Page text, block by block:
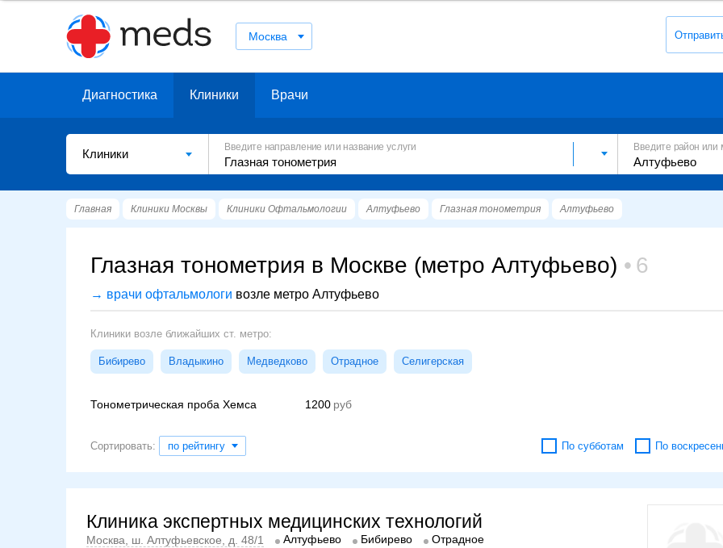
Москва
Диагностика Клиники Врачи
Клиники
Введите направление или название услуги Введите район или
Главная Клиники Москвы Клиники Офтальмологии Алтуфьево Глазная тонометрия Алтуфьево
Глазная тонометрия в Москве (метро Алтуфьево) 6
→ врачи офтальмологи возле метро Алтуфьево
Клиники возле ближайших ст. метро:
Бибирево Владыкино Медведково Отрадное Селигерская
Тонометрическая проба Хемса 1200
Сортировать: по рейтингу По субботам По
Клиника экспертных медицинских технологий
Москва, ш. Алтуфьевское, д. 48/1 Алтуфьево Бибирево Отрадное